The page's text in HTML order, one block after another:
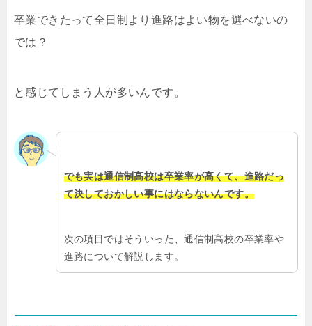
卒業できたって全日制より進路はよい物を選べないの
では？
と感じてしまう人が多いんです。
でも実は通信制高校は卒業率が高くて、進路だっ
て決しておかしい事にはならないんです。
次の項目ではそういった、通信制高校の卒業率や
進路について解説します。